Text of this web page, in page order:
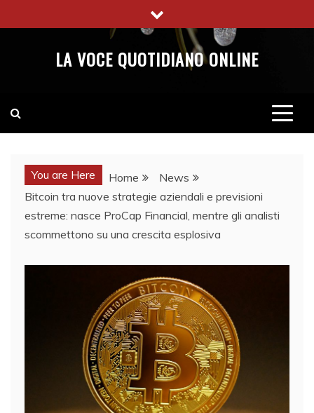
to
LA VOCE QUOTIDIANO ONLINE
You are Here Home
News
Bitcoin tra nuove strategie aziendali e previsioni
estreme: nasce ProCap Financial, mentre gli analisti
scommettono su una crescita esplosiva